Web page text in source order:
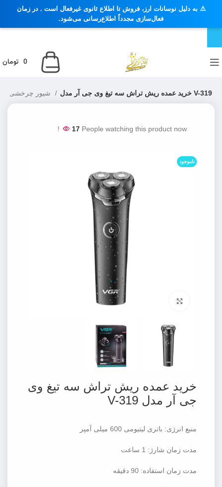
0 تومان
خرید عمده ریش تراش سه تیغ وی جی آر مدل V-319
17 People watching this product now!
ناموجود
برای بزرگنمایی کلیک کنید
خرید عمده ریش تراش سه تیغ وی
جی آر مدل V-319
منبع انرژی: باتری لیتیومی 600 میلی آمپر
مدت زمان شارژ: 1 ساعت
مدت زمان استفاده: 90 دقیقه
⚠️ به دلیل نوسانات ارز، فروش تا اطلاع ثانوی غیرفعال است . در زمان
فعال‌سازی مجدداً اطلاع‌رسانی می‌شود.